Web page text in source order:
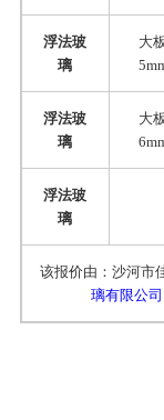
浮法玻
璃
大
浮法玻
璃
大
浮法玻
璃
该报价由：沙河市
璃有限公司